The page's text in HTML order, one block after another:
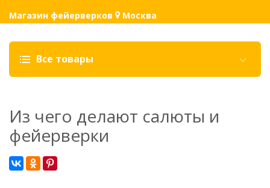
Магазин фейерверков Москва
Все товары
Из чего делают салюты и
фейерверки